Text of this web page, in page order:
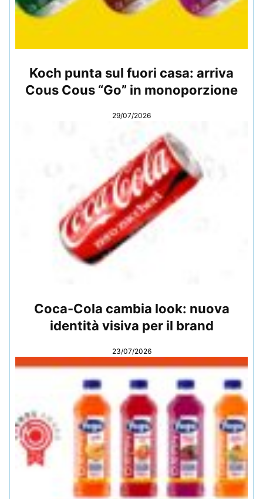
Koch punta sul fuori casa: arriva
Cous Cous “Go” in monoporzione
29/07/2026
Coca-Cola cambia look: nuova
identità visiva per il brand
23/07/2026